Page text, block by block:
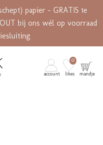
papier - GRATIS 1e
bij ons wél op voorraad
account likes
0
mandje